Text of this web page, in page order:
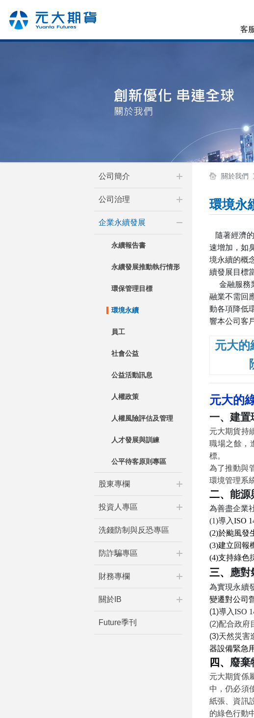
客
公司簡介
公司治理
企業永續發展
永續報告書
永續發展推動執行情形
環保管理目標
環境永續
員工
社會公益
公益活動訊息
人權政策
人權風險評估及管理
人才發展與訓練
公平待客原則專區
股東專欄
投資人專區
洗錢防制與反恐專區
防詐騙專區
財務專欄
關於IB
Future季刊
關於我們
環境永
隨著經濟
速增加，如
境永續的概
續發展目標
金融服務
融業不需回
動各項降低
響本公司客
元大的
元大的
一、建置
元大期貨持
職場之餘，
標。
為了推動與
環境管理系
二、 能源
為善盡企業
(1)導入ISO
(2)於颱風發
(3)建立回報
(4)支持綠色
三、 應對
為實現永續
變遷對公司
(1)導入ISO
(2)配合政府
(3)天然災害
器設備緊急
四、 廢棄
元大期貨係
中，仍必須
紙張、資訊
的綠色行動